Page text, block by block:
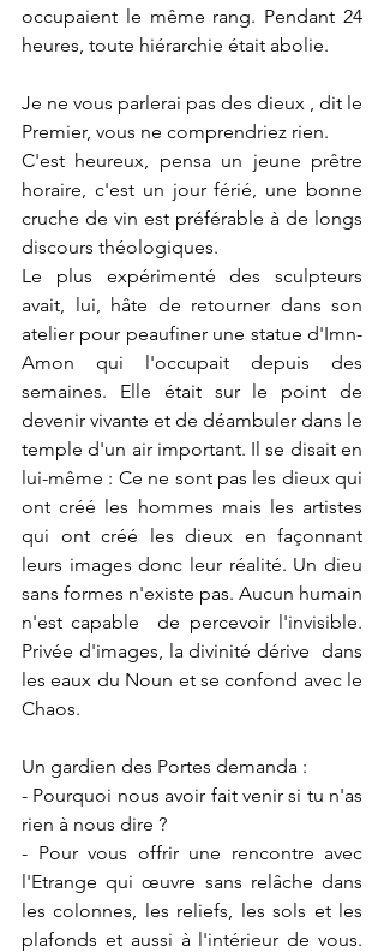
occupaient le même rang. Pendant 24
heures, toute hiérarchie était abolie.
Je ne vous parlerai pas des dieux , dit le
Premier, vous ne comprendriez rien.
C'est heureux, pensa un jeune prêtre
horaire, c'est un jour férié, une bonne
cruche de vin est préférable à de longs
discours théologiques.
Le plus expérimenté des sculpteurs
avait, lui, hâte de retourner dans son
atelier pour peaufiner une statue d'Imn-
Amon qui l'occupait depuis des
semaines. Elle était sur le point de
devenir vivante et de déambuler dans le
temple d'un air important. Il se disait en
lui-même : Ce ne sont pas les dieux qui
ont créé les hommes mais les artistes
qui ont créé les dieux en façonnant
leurs images donc leur réalité. Un dieu
sans formes n'existe pas. Aucun humain
n'est capable  de percevoir l'invisible.
Privée d'images, la divinité dérive  dans
les eaux du Noun et se confond avec le
Chaos.
Un gardien des Portes demanda :
- Pourquoi nous avoir fait venir si tu n'as
rien à nous dire ?
- Pour vous offrir une rencontre avec
l'Etrange qui œuvre sans relâche dans
les colonnes, les reliefs, les sols et les
plafonds et aussi à l'intérieur de vous.